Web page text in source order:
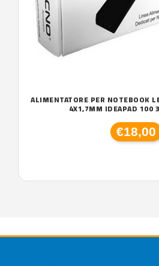
ALIMENTATORE PER NOTEBOOK
4X1,7MM IDEAPAD 100
€18,00